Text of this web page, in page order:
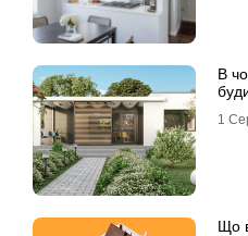
В
1
Що